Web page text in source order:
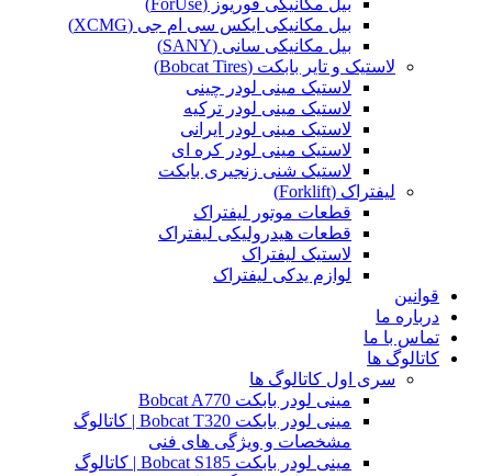
بیل مکانیکی ایکس سی ام جی (XCMG)
بیل مکانیکی سانی (SANY)
لاستیک و تایر بابکت (Bobcat Tires)
لاستیک مینی لودر چینی
لاستیک مینی لودر ترکیه
لاستیک مینی لودر ایرانی
لاستیک مینی لودر کره ای
لاستیک شنی زنجیری بابکت
لیفتراک (Forklift)
قطعات موتور لیفتراک
قطعات هیدرولیکی لیفتراک
لاستیک لیفتراک
لوازم یدکی لیفتراک
قوانین
درباره ما
تماس با ما
کاتالوگ ها
سری اول کاتالوگ ها
مینی لودر بابکت Bobcat A770
مینی لودر بابکت Bobcat T320 | کاتالوگ
مشخصات و ویژگی های فنی
مینی لودر بابکت Bobcat S185 | کاتالوگ